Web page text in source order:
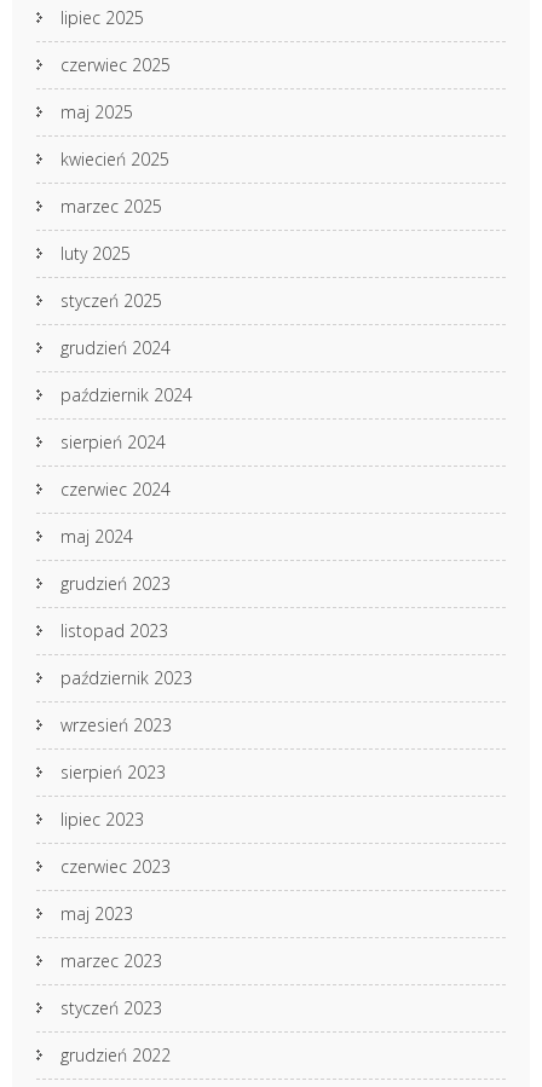
lipiec 2025
czerwiec 2025
maj 2025
kwiecień 2025
marzec 2025
luty 2025
styczeń 2025
grudzień 2024
październik 2024
sierpień 2024
czerwiec 2024
maj 2024
grudzień 2023
listopad 2023
październik 2023
wrzesień 2023
sierpień 2023
lipiec 2023
czerwiec 2023
maj 2023
marzec 2023
styczeń 2023
grudzień 2022